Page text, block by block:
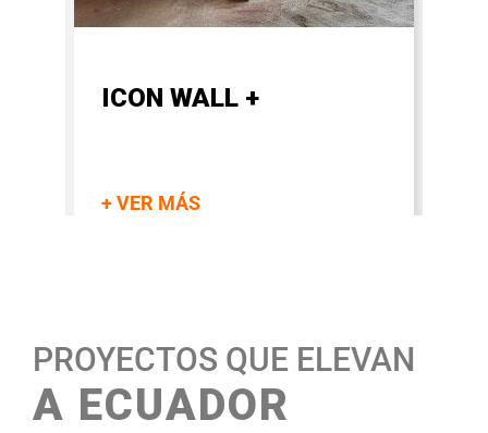
ICON WALL +
+ VER MÁS
PROYECTOS QUE ELEVAN
A ECUADOR